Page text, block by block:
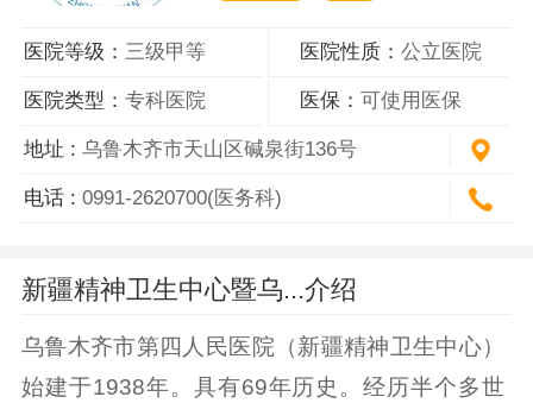
医院等级：三级甲等 医院性质：公立医院
医院类型：专科医院 医保：可使用医保
地址 :乌鲁木齐市天山区碱泉街136号
电话 :0991-2620700(医务科)
新疆精神卫生中心暨乌...介绍
乌鲁木齐市第四人民医院（新疆精神卫生中心）
始建于1938年。具有69年历史。经历半个多世